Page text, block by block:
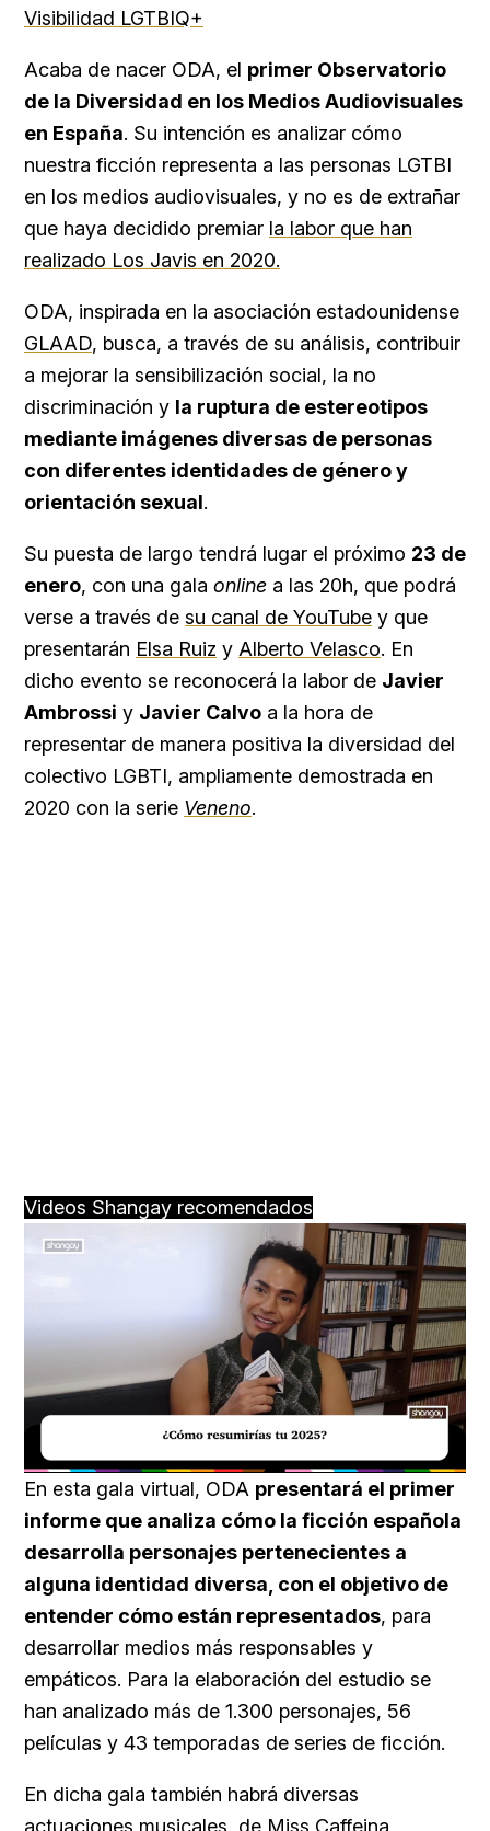
Visibilidad LGTBIQ+
Acaba de nacer ODA, el primer Observatorio
de la Diversidad en los Medios Audiovisuales
en España. Su intención es analizar cómo
nuestra ficción representa a las personas LGTBI
en los medios audiovisuales, y no es de extrañar
que haya decidido premiar la labor que han
realizado Los Javis en 2020.
ODA, inspirada en la asociación estadounidense
GLAAD, busca, a través de su análisis, contribuir
a mejorar la sensibilización social, la no
discriminación y la ruptura de estereotipos
mediante imágenes diversas de personas
con diferentes identidades de género y
orientación sexual.
Su puesta de largo tendrá lugar el próximo 23 de
enero, con una gala online a las 20h, que podrá
verse a través de su canal de YouTube y que
presentarán Elsa Ruiz y Alberto Velasco. En
dicho evento se reconocerá la labor de Javier
Ambrossi y Javier Calvo a la hora de
representar de manera positiva la diversidad del
colectivo LGBTI, ampliamente demostrada en
2020 con la serie Veneno.
Videos Shangay recomendados
Unmute Loaded:
40.09%
En esta gala virtual, ODA presentará el primer
informe que analiza cómo la ficción española
desarrolla personajes pertenecientes a
alguna identidad diversa, con el objetivo de
entender cómo están representados, para
desarrollar medios más responsables y
empáticos. Para la elaboración del estudio se
han analizado más de 1.300 personajes, 56
películas y 43 temporadas de series de ficción.
En dicha gala también habrá diversas
actuaciones musicales, de Miss Caffeina